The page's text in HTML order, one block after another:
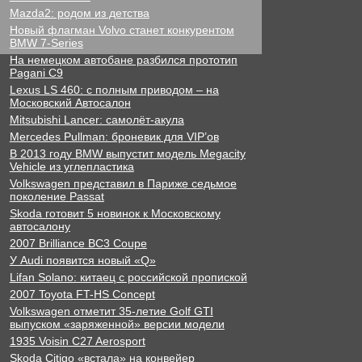
Mazda2: родом из детства
Новый флагман Volvo станет конкурентом
BMW 7-Series
На немецком автобане разбился прототип
Pagani C9
Lexus LS 460: с полным приводом – на
Московский Автосалон
Mitsubishi Lancer: самолёт-акула
Mercedes Pullman: броневик для VIP’ов
В 2013 году BMW выпустит модель Megacity
Vehicle из углепластика
Volkswagen представил в Париже седьмое
поколение Passat
Skoda готовит 5 новинок к Московскому
автосалону
2007 Brilliance BC3 Coupe
У Audi появится новый «Q»
Lifan Solano: китаец с российской пропиской
2007 Toyota FT-HS Concept
Volkswagen отметит 35-летие Golf GTI
выпуском «заряженной» версии модели
1935 Voisin C27 Aerosport
Skoda Citigo «встала» на конвейер